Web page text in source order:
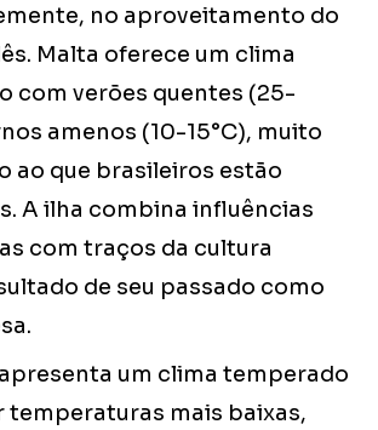
no aproveitamento do
Malta oferece um clima
com verões quentes (25-
amenos (10-15°C), muito
ao que brasileiros estão
A ilha combina influências
com traços da cultura
de seu passado como
um clima temperado
temperaturas mais baixas,